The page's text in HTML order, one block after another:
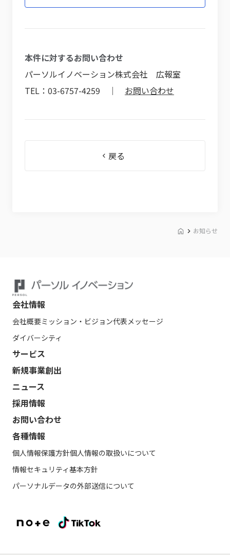
本件に対するお問い合わせ
パーソルイノベーション株式会社 広報室
TEL：03-6757-4259 ｜ お問い合わせ
戻る
お知らせ
会社情報
会社概要ミッション・ビジョン代表メッセージ
ダイバーシティ
サービス
新規事業創出
ニュース
採用情報
お問い合わせ
各種情報
個人情報保護方針個人情報の取扱いについて
情報セキュリティ基本方針
パーソナルデータの外部送信について